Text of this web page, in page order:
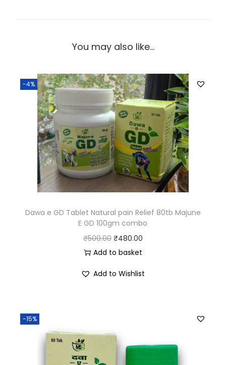
You may also like…
-4%
Dawa e GD Tablet Natural pain Relief 80tb Majune
E GD 100gm combo
₹500.00 ₹480.00
Add to basket
Add to Wishlist
-15%